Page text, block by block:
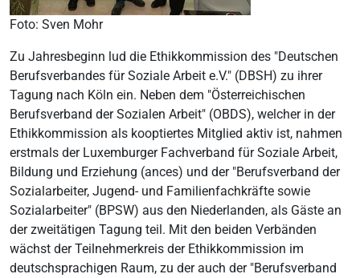
Foto: Sven Mohr
Zu Jahresbeginn lud die Ethikkommission des "Deutschen
Berufsverbandes für Soziale Arbeit e.V." (DBSH) zu ihrer
Tagung nach Köln ein. Neben dem "Österreichischen
Berufsverband der Sozialen Arbeit" (OBDS), welcher in der
Ethikkommission als kooptiertes Mitglied aktiv ist, nahmen
erstmals der Luxemburger Fachverband für Soziale Arbeit,
Bildung und Erziehung (ances) und der "Berufsverband der
Sozialarbeiter, Jugend- und Familienfachkräfte sowie
Sozialarbeiter" (BPSW) aus den Niederlanden, als Gäste an
der zweitätigen Tagung teil. Mit den beiden Verbänden
wächst der Teilnehmerkreis der Ethikkommission im
deutschsprachigen Raum, zu der auch der "Berufsverband